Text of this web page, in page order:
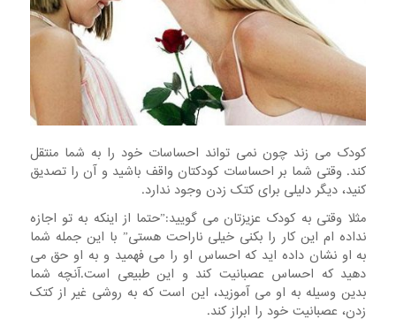
کودک می زند چون نمی تواند احساسات خود را به شما منتقل
کند. وقتی شما بر احساسات کودکتان واقف باشید و آن را تصدیق
کنید، دیگر دلیلی برای کتک زدن وجود ندارد.
مثلا وقتی به کودک عزیزتان می گویید:”حتما از اینکه به تو اجازه
نداده ام این کار را بکنی خیلی ناراحت هستی” با این جمله شما
به او نشان داده اید که احساس او را می فهمید و به او حق می
دهید که احساس عصبانیت کند و این طبیعی است.آنچه شما
بدین وسیله به او می آموزید، این است که به روشی غیر از کتک
زدن، عصبانیت خود را ابراز کند.